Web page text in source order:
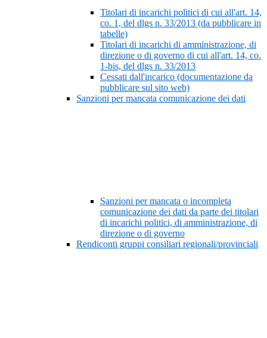
Titolari di incarichi politici di cui all'art. 14,
co. 1, del dlgs n. 33/2013 (da pubblicare in
tabelle)
Titolari di incarichi di amministrazione, di
direzione o di governo di cui all'art. 14, co.
1-bis, del dlgs n. 33/2013
Cessati dall'incarico (documentazione da
pubblicare sul sito web)
Sanzioni per mancata comunicazione dei dati
Sanzioni per mancata o incompleta
comunicazione dei dati da parte dei titolari
di incarichi politici, di amministrazione, di
direzione o di governo
Rendiconti gruppi consiliari regionali/provinciali